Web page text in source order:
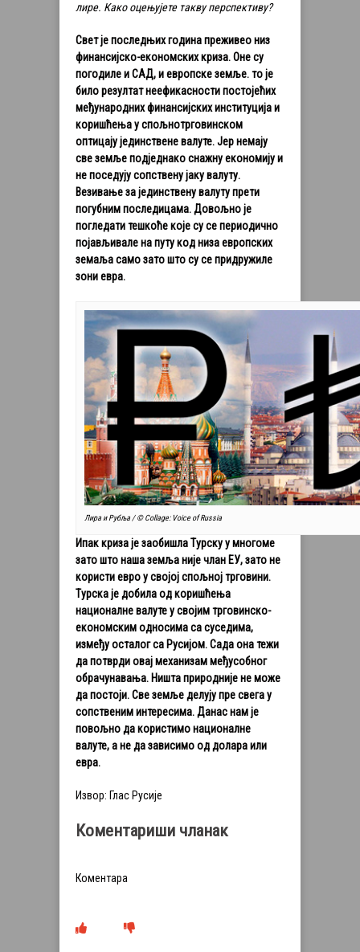
лире. Како оцењујете такву перспективу?
Свет је последњих година преживео низ
финансијско-економских криза. Оне су
погодиле и САД, и европске земље. то је
било резултат неефикасности постојећих
међународних финансијских институција и
коришћења у спољнотрговинском
оптицају јединствене валуте. Јер немају
све земље подједнако снажну економију и
не поседују сопствену јаку валуту.
Везивање за јединствену валуту прети
погубним последицама. Довољно је
погледати тешкоће које су се периодично
појављивале на путу код низа европских
земаља само зато што су се придружиле
зони евра.
Лира и Рубља / © Collage: Voice of Russia
Ипак криза је заобишла Турску у многоме
зато што наша земља није члан ЕУ, зато не
користи евро у својој спољној трговини.
Турска је добила од коришћења
националне валуте у својим трговинско-
економским односима са суседима,
између осталог са Русијом. Сада она тежи
да потврди овај механизам међусобног
обрачунавања. Ништа природније не може
да постоји. Све земље делују пре свега у
сопственим интересима. Данас нам је
повољно да користимо националне
валуте, а не да зависимо од долара или
евра.
Извор: Глас Русије
Коментариши чланак
Коментара